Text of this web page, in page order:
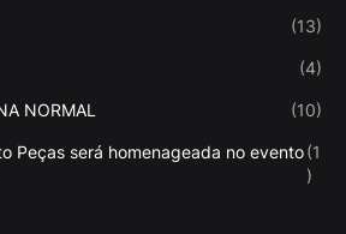
(13)
(4)
NORMAL (10)
Peças será homenageada no evento(1
)